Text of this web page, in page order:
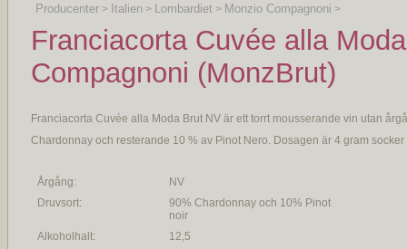
Producenter > Italien > Lombardiet > Monzio Compagnoni >
Franciacorta Cuvée alla
Compagnoni (MonzBrut)
Franciacorta Cuvée alla Moda Brut NV är ett torrt mousserande vin utan
Chardonnay och resterande 10 % av Pinot Nero. Dosagen är 4 gram socker
Årgång:
NV
Druvsort:
90% Chardonnay och 10% Pinot
noir
Alkoholhalt:
12,5